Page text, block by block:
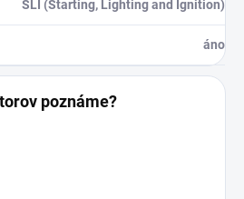
SLI (Starting, Lighting and Ignition)
áno
poznáme?